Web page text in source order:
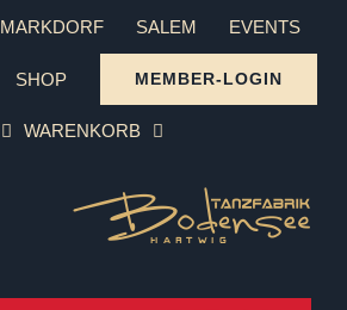
MARKDORF SALEM EVENTS
SHOP MEMBER-LOGIN
WARENKORB